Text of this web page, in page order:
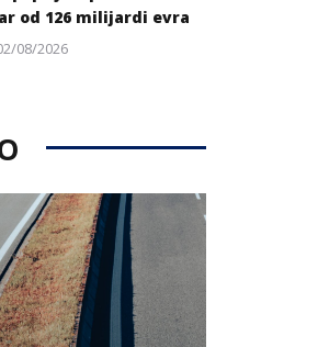
od 126 milijardi evra
08/2026